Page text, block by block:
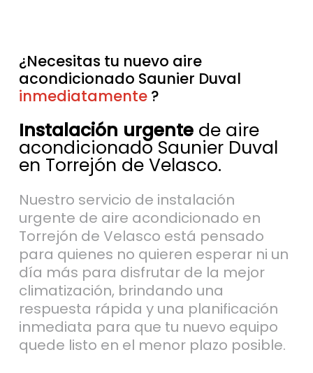
¿Necesitas tu nuevo aire
acondicionado Saunier Duval
inmediatamente
sin esperas?
Instalación urgentede aire
acondicionado Saunier Duval
en Torrejón de Velasco.
Nuestro servicio de instalación
urgente de aire acondicionado en
Torrejón de Velasco está pensado
para quienes no quieren esperar ni un
día más para disfrutar de la mejor
climatización, brindando una
respuesta rápida y una planificación
inmediata para que tu nuevo equipo
quede listo en el menor plazo posible.